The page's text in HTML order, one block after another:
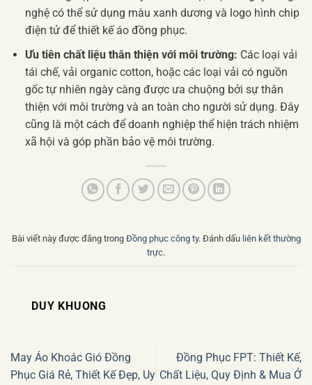
nghệ có thể sử dụng màu xanh dương và logo hình chip
điện tử để thiết kế áo đồng phục.
Ưu tiên chất liệu thân thiện với môi trường: Các loại vải
tái chế, vải organic cotton, hoặc các loại vải có nguồn
gốc tự nhiên ngày càng được ưa chuộng bởi sự thân
thiện với môi trường và an toàn cho người sử dụng. Đây
cũng là một cách để doanh nghiệp thể hiện trách nhiệm
xã hội và góp phần bảo vệ môi trường.
Bài viết này được đăng trong Đồng phục công ty. Đánh dấu liên kết thường
trực.
DUY KHUONG
May Áo Khoác Gió Đồng
Phục Giá Rẻ, Thiết Kế Đẹp, Uy
Đồng Phục FPT: Thiết Kế,
Chất Liệu, Quy Định & Mua Ở